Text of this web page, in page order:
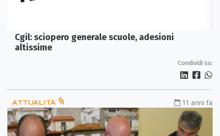
Cgil: sciopero generale scuole, adesioni
altissime
Condividi su:
ATTUALITÀ 11 anni fa